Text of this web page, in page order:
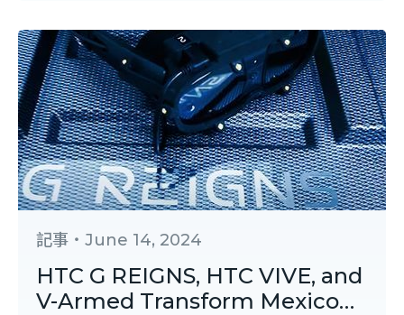
記事 ・ June 14, 2024
HTC G REIGNS, HTC VIVE, and
V-Armed Transform Mexico